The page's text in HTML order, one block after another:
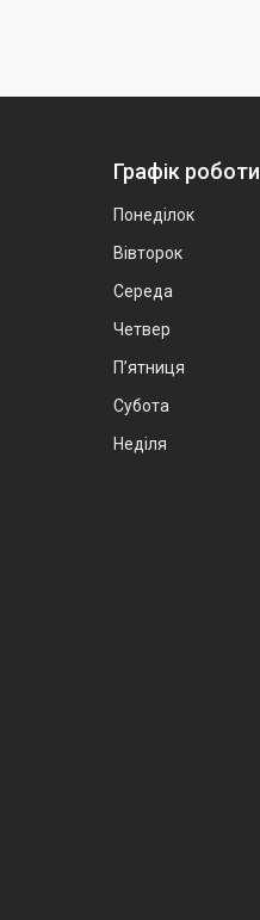
Графік роботи
Понеділок
Вівторок
Середа
Четвер
Пʼятниця
Субота
Неділя